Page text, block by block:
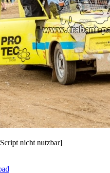
nicht nutzbar]